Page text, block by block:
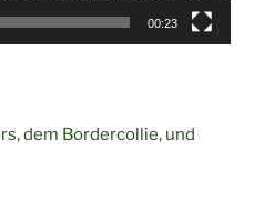
00:23
dem Bordercollie, und